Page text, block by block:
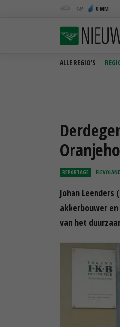
14 0 MM
ALLE REGIO'S
REPORTAGE FLEVOLAND
Johan
akkerbouwer
van het